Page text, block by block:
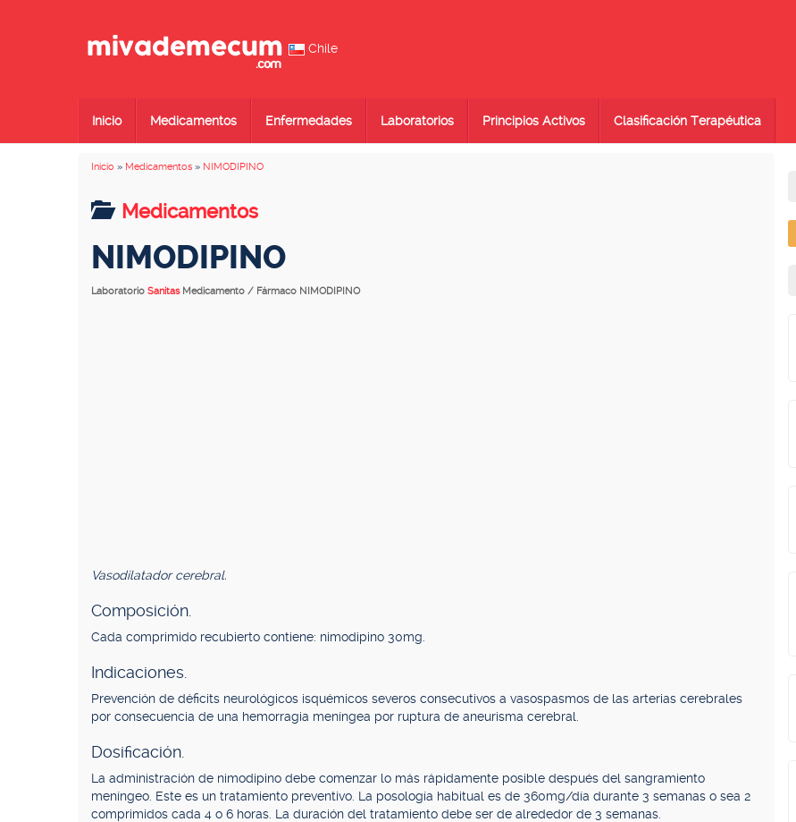
Chile
Inicio Medicamentos Enfermedades Laboratorios Principios Activos Clasificación Terapéutica
Inicio » Medicamentos » NIMODIPINO
Medicamentos
NIMODIPINO
Laboratorio Sanitas Medicamento / Fármaco NIMODIPINO
Vasodilatador cerebral.
Composición.
Cada comprimido recubierto contiene: nimodipino 30mg.
Indicaciones.
Prevención de déficits neurológicos isquémicos severos consecutivos a vasospasmos de las arterias cerebrales
por consecuencia de una hemorragia meníngea por ruptura de aneurisma cerebral.
Dosificación.
La administración de nimodipino debe comenzar lo más rápidamente posible después del sangramiento
meníngeo. Este es un tratamiento preventivo. La posología habitual es de 360mg/día durante 3 semanas o sea 2
comprimidos cada 4 o 6 horas. La duración del tratamiento debe ser de alrededor de 3 semanas.